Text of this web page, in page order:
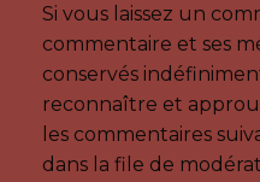
Si vous laissez un
commentaire et ses
conservés
reconnaître et
les commentaires
dans la file de